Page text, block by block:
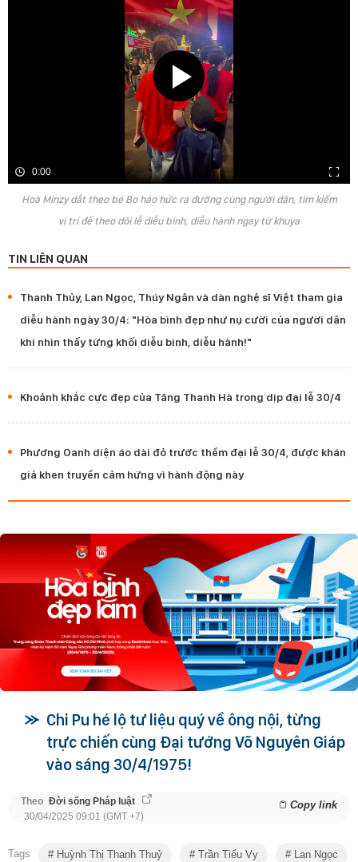
0:00
Hoà Minzy dắt theo bé Bo háo hức ra đường cùng người dân, tìm kiếm
vị trí để theo dõi lễ diễu binh, diễu hành ngay từ khuya
TIN LIÊN QUAN
Thanh Thủy, Lan Ngọc, Thúy Ngân và dàn nghệ sĩ Việt tham gia
diễu hành ngày 30/4: "Hòa bình đẹp như nụ cười của người dân
khi nhìn thấy từng khối diễu binh, diễu hành!"
Khoảnh khắc cực đẹp của Tăng Thanh Hà trong dịp đại lễ 30/4
Phương Oanh diện áo dài đỏ trước thềm đại lễ 30/4, được khán
giả khen truyền cảm hứng vì hành động này
Chi Pu hé lộ tư liệu quý về ông nội, từng
trực chiến cùng Đại tướng Võ Nguyên Giáp
vào sáng 30/4/1975!
Theo Đời sống Pháp luật Copy link
30/04/2025 09:01 (GMT +7)
Tags Huỳnh Thị Thanh Thuỷ Trần Tiểu Vy Lan Ngọc